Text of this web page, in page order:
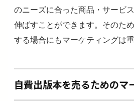
のニーズに合った商品・サービ
伸ばすことができます。そのた
する場合にもマーケティングは重
自費出版本を売るためのマ